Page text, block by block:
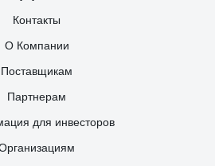
Контакты
О Компании
Поставщикам
Партнерам
для инвесторов